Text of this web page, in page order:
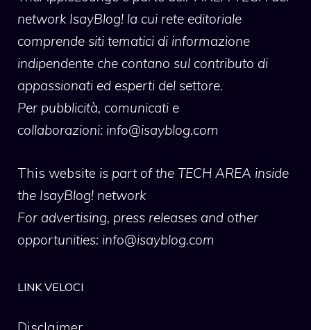
network IsayBlog! la cui rete editoriale
comprende siti tematici di informazione
indipendente che contano sul contributo di
appassionati ed esperti del settore.
Per pubblicità, comunicati e
collaborazioni: info@isayblog.com
This website is part of the TECH AREA inside
the IsayBlog! network
For advertising, press releases and other
opportunities: info@isayblog.com
LINK VELOCI